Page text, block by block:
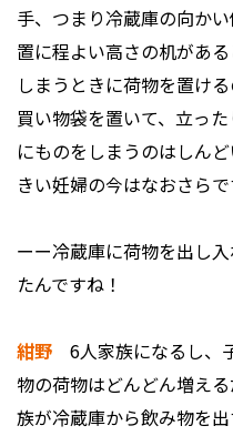
手、つまり冷蔵庫の向か
置に程よい高さの机があ
しまうときに荷物を置け
買い物袋を置いて、立っ
にものをしまうのはしん
きい妊婦の今はなおさらで
ーー冷蔵庫に荷物を出し
たんですね！
紺野 6人家族になるし、
物の荷物はどんどん増え
族が冷蔵庫から飲み物を